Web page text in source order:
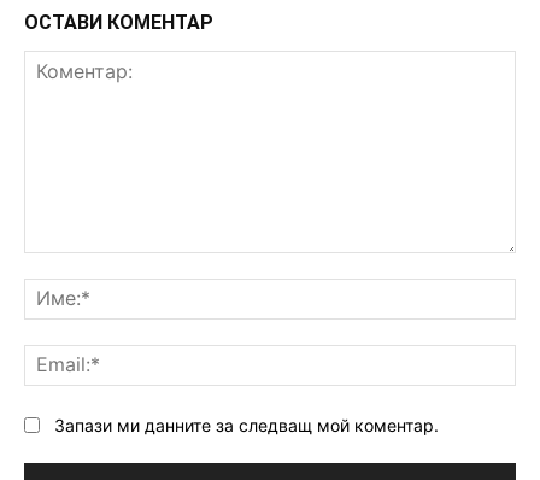
ОСТАВИ КОМЕНТАР
Запази ми данните за следващ мой коментар.